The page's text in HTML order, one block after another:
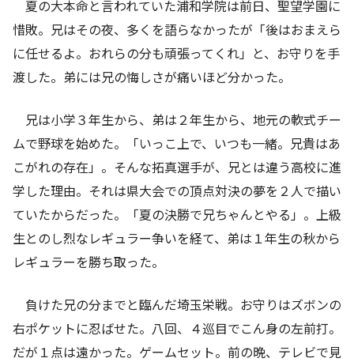
夏の大本命と言われていた浦和学院は前日、聖望学園に
惜敗。兄はその夜、多くを語らなかったが「後はおまえら
に任せるよ。おれらの分も頑張ってくれ」と、お守りを手
渡した。弟には兄の悔しさが痛いほど分かった。
兄は小学３年生から、弟は２年生から、地元の軟式チー
ムで野球を始めた。「いっこ上で、いつも一緒。兄貴はあ
こがれの存在」。そんな拓真選手が、兄とは違う高校に進
学した理由。それは県大会での頂点対決の夢を２人で描い
ていたからだった。「夏の決勝で兄ちゃんとやる」。上級
生とのし烈なレギュラー争いを経て、弟は１年生の秋から
レギュラーを勝ち取った。
負けた兄の分までと臨んだ埼玉栄戦。お守りはズボンの
右ポケットに忍ばせた。八回、４巡目でこん身の左前打。
だが１点は遠かった。ゲームセット。前の晩、テレビで見